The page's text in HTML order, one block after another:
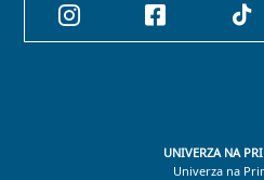
  
UNIVERZA NA
Univerza na